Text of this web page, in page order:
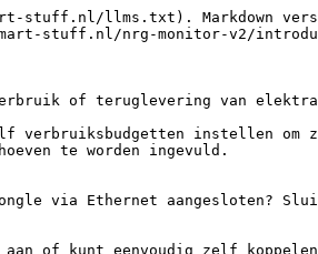
llms.txt). Markdown
stuff.nl/nrg-monitor-v2/
of teruglevering van
verbruiksbudgetten instellen
te worden ingevuld.
via Ethernet aangesloten?